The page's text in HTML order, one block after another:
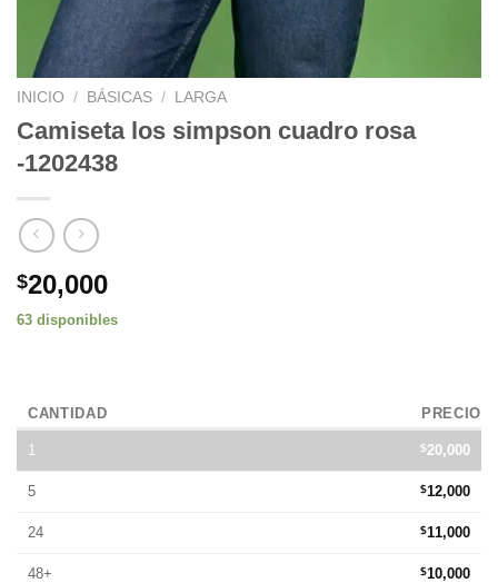
INICIO / BÁSICAS / LARGA
Camiseta los simpson cuadro rosa
-1202438
$20,000
63 disponibles
CANTIDAD PRECIO
1 $20,000
5 $12,000
24 $11,000
48+ $10,000